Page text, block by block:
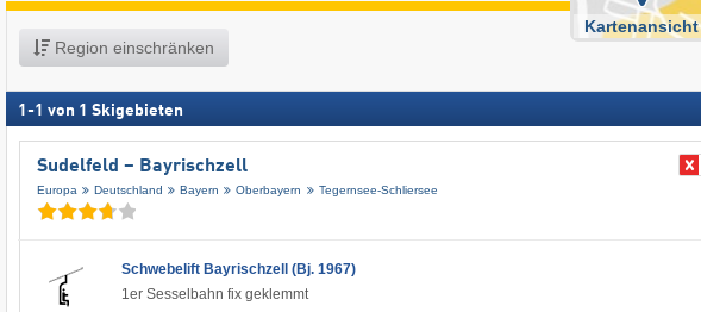
Region einschränken
Kartenansicht
1 -1 von 1 Skigebieten
Sudelfeld – Bayrischzell
Europa Deutschland Bayern Oberbayern Tegernsee-Schliersee
Schwebelift Bayrischzell (Bj. 1967)
1er Sesselbahn fix geklemmt